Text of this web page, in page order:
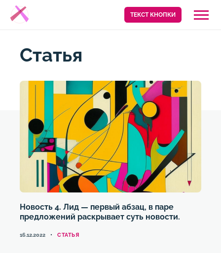
ТЕКСТ КНОПКИ
Cтатья
Новость 4. Лид — первый абзац, в паре
предложений раскрывает суть новости.
16.12.2022 КАТЕГОРИИ
CТАТЬЯ